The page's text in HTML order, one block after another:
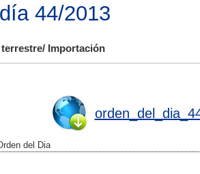
44/2013
Importación
del Dia